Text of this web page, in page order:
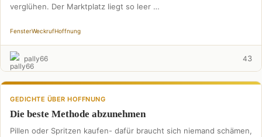
verglühen. Der Marktplatz liegt so leer …
FensterWeckrufHoffnung
pally66 43
GEDICHTE ÜBER HOFFNUNG
Die beste Methode abzunehmen
Pillen oder Spritzen kaufen- dafür braucht sich niemand schämen,